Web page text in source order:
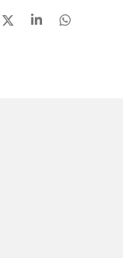
D
S
D